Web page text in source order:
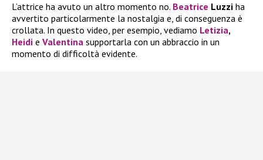
L’attrice ha avuto un altro momento no. Beatrice Luzzi ha
avvertito particolarmente la nostalgia e, di conseguenza è
crollata. In questo video, per esempio, vediamo Letizia,
Heidi e Valentina supportarla con un abbraccio in un
momento di difficoltà evidente.